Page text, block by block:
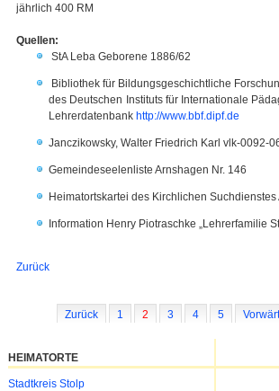
jährlich 400 RM
Quellen:
StA Leba Geborene 1886/62
Bibliothek für Bildungsgeschichtliche
des Deutschen Instituts für Internationale
Lehrerdatenbank http://www.bbf.dipf.de
Janczikowsky, Walter Friedrich Karl vlk-0092-
Gemeindeseelenliste Arnshagen Nr. 146
Heimatortskartei des Kirchlichen Suchdienstes
Information Henry Piotraschke „Lehrerfamilie
Zurück
Zurück 1 2 3 4 5
HEIMATORTE
Navigation
Stadtkreis Stolp